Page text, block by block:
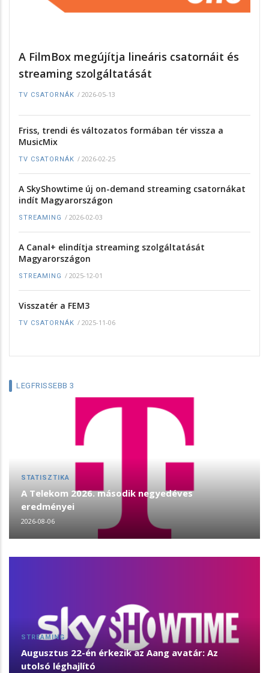
A FilmBox megújítja lineáris csatornáit és
streaming szolgáltatását
TV CSATORNÁK / 2026-05-13
Friss, trendi és változatos formában tér vissza a
MusicMix
TV CSATORNÁK / 2026-02-25
A SkyShowtime új on-demand streaming csatornákat
indít Magyarországon
STREAMING / 2026-02-03
A Canal+ elindítja streaming szolgáltatását
Magyarországon
STREAMING / 2025-12-01
Visszatér a FEM3
TV CSATORNÁK / 2025-11-06
LEGFRISSEBB 3
STATISZTIKA
A Telekom 2026. második negyedéves
eredményei
2026-08-06
STREAMING
Augusztus 22-én érkezik az Aang avatár: Az
utolsó léghajlító